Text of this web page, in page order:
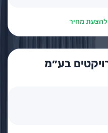
מחיר
בע״מ